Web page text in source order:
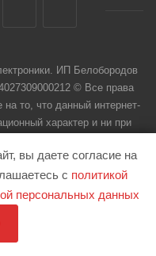
ИП Белобородов
© Все права
то, что данный интернет-
характер и ни при
вы даете согласие на
с политикой
персональных данных